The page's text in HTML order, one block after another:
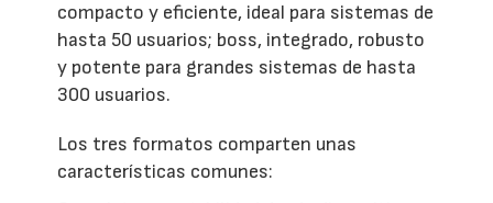
compacto y eficiente, ideal para sistemas de
hasta 50 usuarios; boss, integrado, robusto
y potente para grandes sistemas de hasta
300 usuarios.
Los tres formatos comparten unas
características comunes: